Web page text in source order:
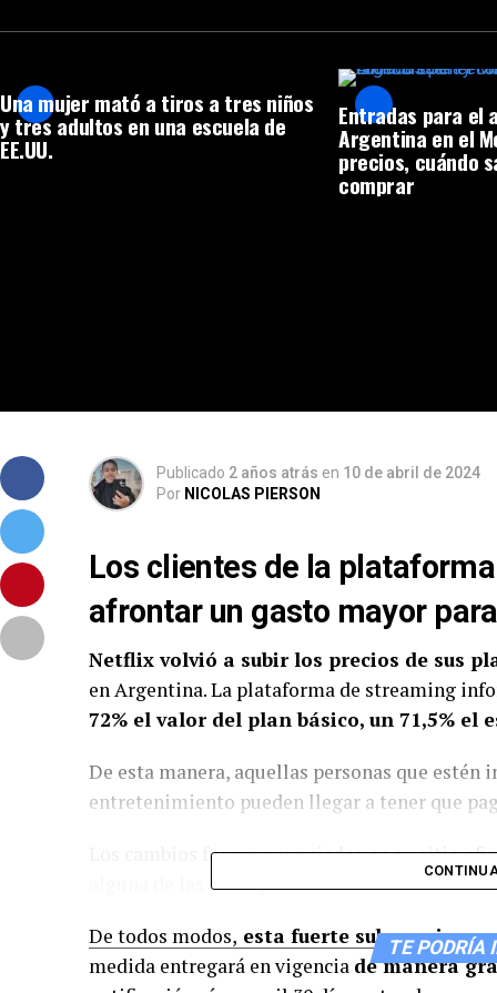
Una mujer mató a tiros a tres niños
y tres adultos en una escuela de
EE.UU.
Entradas para el
Argentina en el
precios, cuándo
comprar
Publicado 2 años atrás en 10 de abril de 2024
Por NICOLAS PIERSON
Los clientes de la
afrontar un gasto mayor
Netflixvolvió a subir los precios de sus
en Argentina. La plataforma de streaming
72% el valor del plan básico, un 71,5% el
De esta manera, aquellas personas que
entretenimiento pueden llegar a tener que
Los cambios fueron anunciados en su sitio
alguna de las tres opciones.
De todos modos, esta fuerte suba no
medida entregará en vigencia de manera
TE PODRÍA